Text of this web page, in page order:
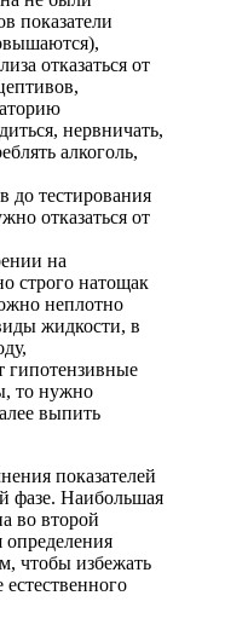
показатели
отказаться от
нервничать,
алкоголь,
до тестирования
отказаться от
на
строго натощак
неплотно
жидкости, в
гипотензивные
то нужно
выпить
показателей
фазе. Наибольшая
во второй
чтобы избежать